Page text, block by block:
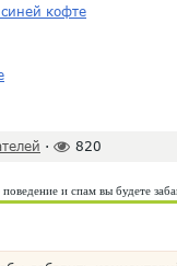
кофте
· 820
и спам вы будете